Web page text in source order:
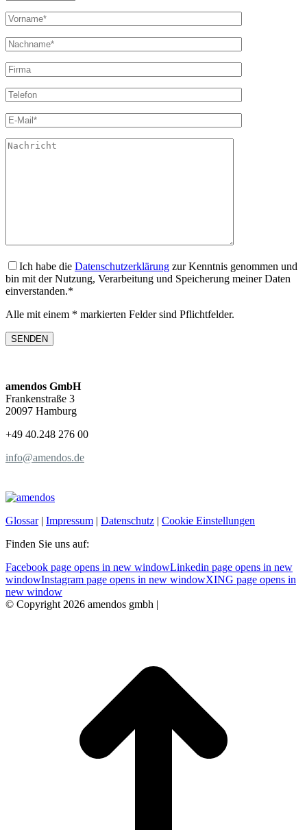
Ich habe die Datenschutzerklärung zur Kenntnis genommen und
bin mit der Nutzung, Verarbeitung und Speicherung meiner Daten
einverstanden.*
Alle mit einem * markierten Felder sind Pflichtfelder.
amendos GmbH
Frankenstraße 3
20097 Hamburg
+49 40.248 276 00
info@amendos.de
Glossar| Impressum | Datenschutz | Cookie Einstellungen
Finden Sie uns auf:
Facebook page opens in new windowLinkedin page opens in new
windowInstagram page opens in new windowXING page opens in
new window
© Copyright 2026 amendos gmbh |